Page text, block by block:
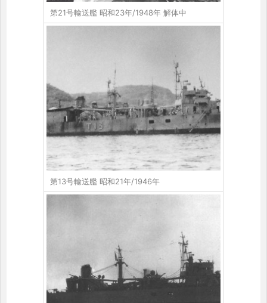
第21号輸送艦 昭和23年/1948年 解体中
第13号輸送艦 昭和21年/1946年